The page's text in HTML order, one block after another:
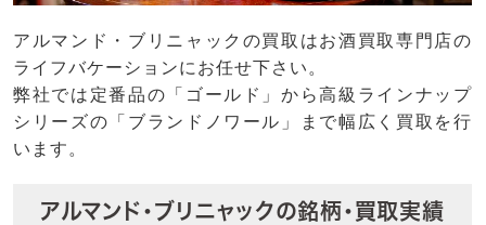
アルマンド・ブリニャックの買取はお酒買取専門店の
ライフバケーションにお任せ下さい。
弊社では定番品の「ゴールド」から高級ラインナップ
シリーズの「ブランドノワール」まで幅広く買取を行
います。
アルマンド・ブリニャックの銘柄・買取実績